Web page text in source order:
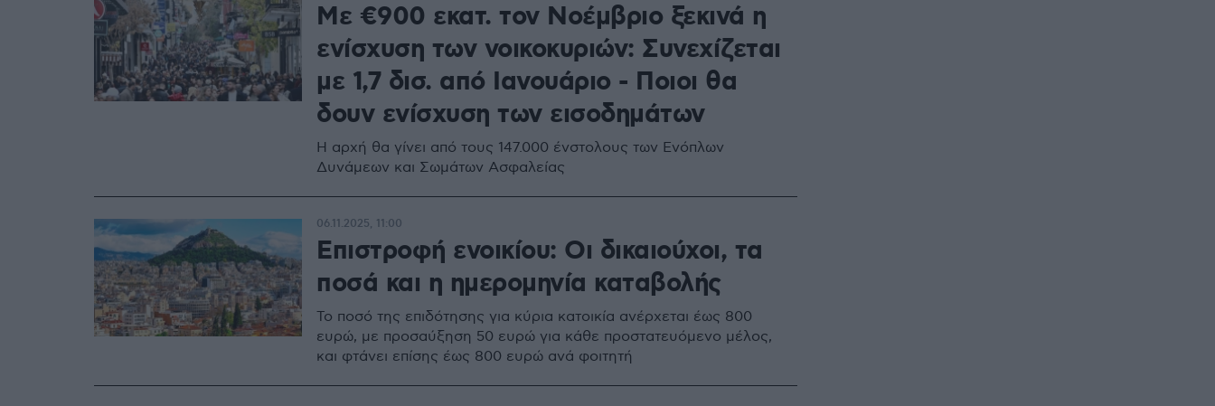
Με €900 εκατ. τον Νοέμβριο ξεκινά η
ενίσχυση των νοικοκυριών: Συνεχίζεται
με 1,7 δισ. από Ιανουάριο - Ποιοι θα
δουν ενίσχυση των εισοδημάτων
Η αρχή θα γίνει από τους 147.000 ένστολους των Ενόπλων
Δυνάμεων και Σωμάτων Ασφαλείας
Επιστροφή ενοικίου: Οι δικαιούχοι, τα
ποσά και η ημερομηνία καταβολής
Το ποσό της επιδότησης για κύρια κατοικία ανέρχεται έως 800
ευρώ, με προσαύξηση 50 ευρώ για κάθε προστατευόμενο μέλος,
και φτάνει επίσης έως 800 ευρώ ανά φοιτητή
06.11.2025, 11:00